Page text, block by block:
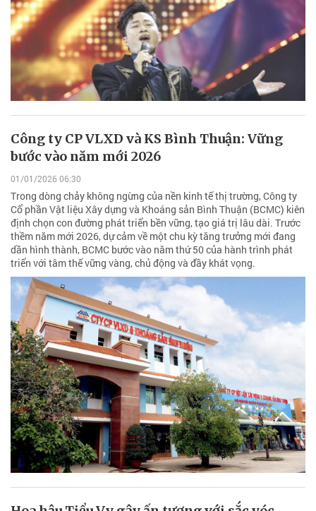
Công ty CP VLXD và KS Bình Thuận: Vững
bước vào năm mới 2026
01/01/2026 06:30
Trong dòng chảy không ngừng của nền kinh tế thị trường, Công ty
Cổ phần Vật liệu Xây dựng và Khoáng sản Bình Thuận (BCMC) kiên
định chọn con đường phát triển bền vững, tạo giá trị lâu dài. Trước
thềm năm mới 2026, dự cảm về một chu kỳ tăng trưởng mới đang
dần hình thành, BCMC bước vào năm thứ 50 của hành trình phát
triển với tâm thế vững vàng, chủ động và đầy khát vọng.